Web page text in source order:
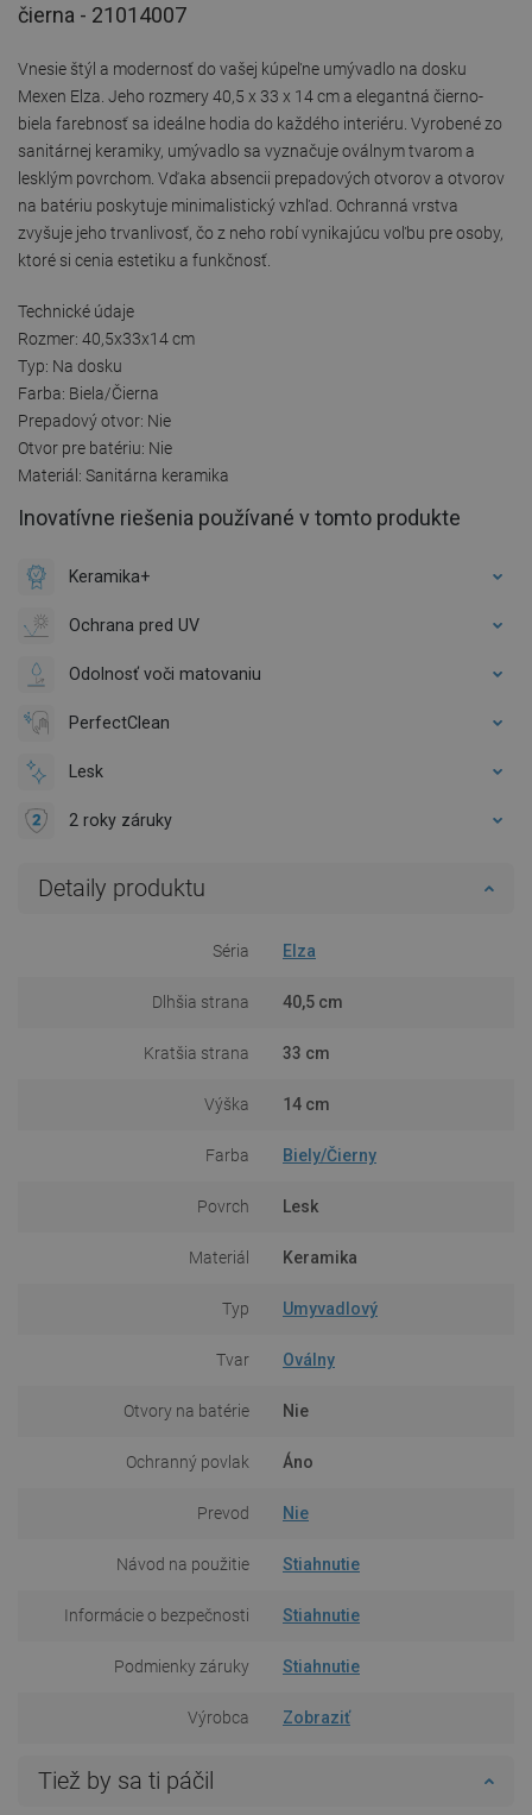
čierna - 21014007
Vnesie štýl a modernosť do vašej kúpeľne umývadlo na dosku
Mexen Elza. Jeho rozmery 40,5 x 33 x 14 cm a elegantná čierno-
biela farebnosť sa ideálne hodia do každého interiéru. Vyrobené zo
sanitárnej keramiky, umývadlo sa vyznačuje oválnym tvarom a
lesklým povrchom. Vďaka absencii prepadových otvorov a otvorov
na batériu poskytuje minimalistický vzhľad. Ochranná vrstva
zvyšuje jeho trvanlivosť, čo z neho robí vynikajúcu voľbu pre osoby,
ktoré si cenia estetiku a funkčnosť.
Technické údaje
Rozmer: 40,5x33x14 cm
Typ: Na dosku
Farba: Biela/Čierna
Prepadový otvor: Nie
Otvor pre batériu: Nie
Materiál: Sanitárna keramika
Inovatívne riešenia používané v tomto produkte
Keramika+
Ochrana pred UV
Odolnosť voči matovaniu
PerfectClean
Lesk
2 roky záruky
Detaily produktu
Séria Elza
Dlhšia strana 40,5 cm
Kratšia strana 33 cm
Výška 14 cm
Farba Biely/Čierny
Povrch Lesk
Materiál Keramika
Typ Umyvadlový
Tvar Oválny
Otvory na batérie Nie
Ochranný povlak Áno
Prevod Nie
Návod na použitie Stiahnutie
Informácie o bezpečnosti Stiahnutie
Podmienky záruky Stiahnutie
Výrobca Zobraziť
Tiež by sa ti páčil